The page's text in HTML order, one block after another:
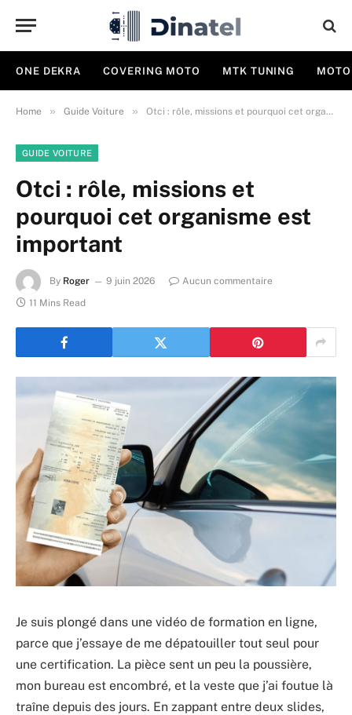
ONE DEKRA COVERING MOTO MTK TUNING
Home » Guide Voiture » Otci : rôle, missions et pourquoi cet organisme est important
GUIDE VOITURE
Otci : rôle, missions et
pourquoi cet organisme est
important
By Roger 9 juin 2026
Aucun commentaire
11 Mins Read
Je suis plongé dans une vidéo de formation en ligne,
parce que j’essaye de me dépatouiller tout seul pour
une certification. La pièce sent un peu la poussière,
mon bureau est encombré, et la veste que j’ai foutue là
traîne depuis des jours. En zappant entre deux slides,